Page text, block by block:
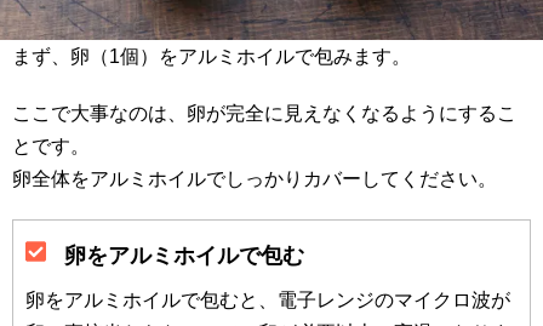
まず、卵（1個）をアルミホイルで包みます。
ここで大事なのは、卵が完全に見えなくなるようにするこ
とです。
卵全体をアルミホイルでしっかりカバーしてください。
卵をアルミホイルで包む
卵をアルミホイルで包むと、電子レンジのマイクロ波が